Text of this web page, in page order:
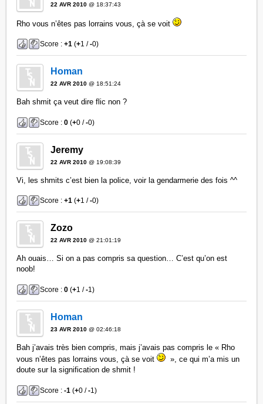
22 AVR 2010 @ 18:37:43
Rho vous n’êtes pas lorrains vous, çà se voit
Score :+1 (+1 /-0)
Homan
22 AVR 2010 @ 18:51:24
Bah shmit ça veut dire flic non ?
Score :0 (+0 /-0)
Jeremy
22 AVR 2010 @ 19:08:39
Vi, les shmits c’est bien la police, voir la gendarmerie des fois ^^
Score :+1 (+1 /-0)
Zozo
22 AVR 2010 @ 21:01:19
Ah ouais… Si on a pas compris sa question… C’est qu’on est
noob!
Score :0 (+1 /-1)
Homan
23 AVR 2010 @ 02:46:18
Bah j’avais très bien compris, mais j’avais pas compris le « Rho
vous n’êtes pas lorrains vous, çà se voit
», ce qui m’a mis un
doute sur la signification de shmit !
Score :-1 (+0 /-1)